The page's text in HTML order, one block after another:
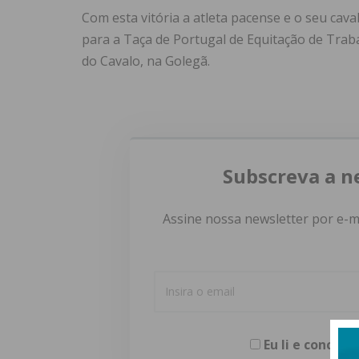
Com esta vitória a atleta pacense e o seu
para a Taça de Portugal de Equitação de
do Cavalo, na Golegã.
Subscreva a
Assine nossa newsletter por e-
Eu li e